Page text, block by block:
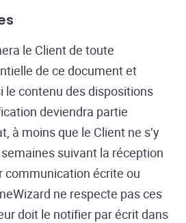
le Client de toute
de ce document et
le contenu des dispositions
deviendra partie
à moins que le Client ne s’y
suivant la réception
communication écrite ou
ne respecte pas ces
doit le notifier par écrit dans